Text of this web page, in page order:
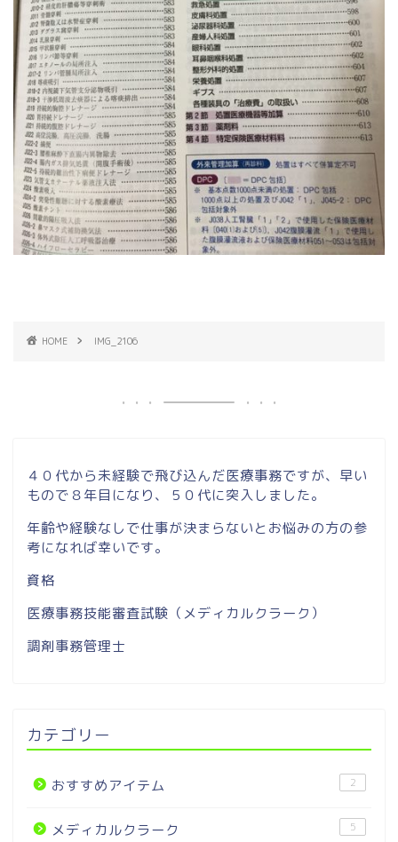
HOME IMG_2106
４０代から未経験で飛び込んだ医療事務ですが、早い
もので８年目になり、５０代に突入しました。
年齢や経験なしで仕事が決まらないとお悩みの方の参
考になれば幸いです。
資格
医療事務技能審査試験（メディカルクラーク）
調剤事務管理士
カテゴリー
おすすめアイテム 2
メディカルクラーク 5